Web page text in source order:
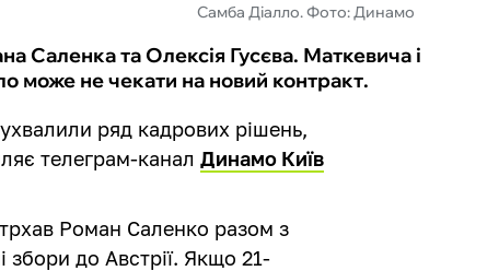
Самба Діалло. Фото: Динамо
Саленка та Олексія Гусєва. Маткевича і
може не чекати на новий контракт.
ряд кадрових рішень,
телеграм-каналДинамо Київ
Роман Саленко разом з
збори до Австрії. Якщо 21-